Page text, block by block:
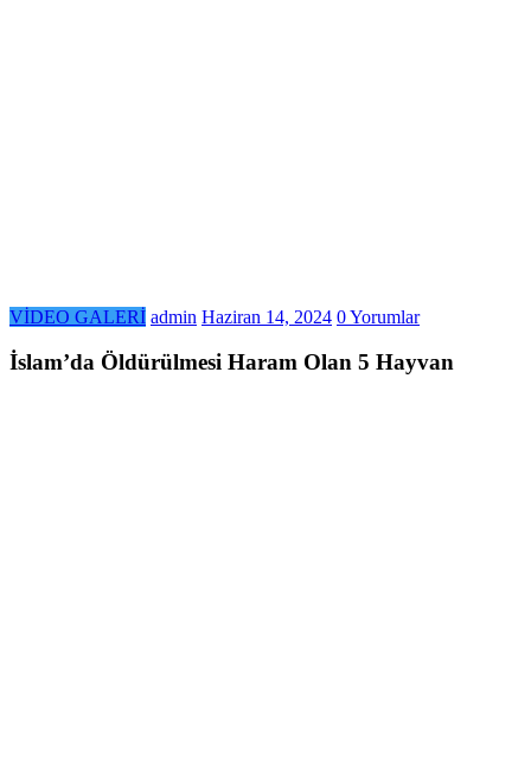
VİDEO GALERİ admin Haziran 14, 2024 0 Yorumlar
İslam’da Öldürülmesi Haram Olan 5 Hayvan